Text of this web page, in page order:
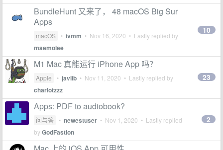
BundleHunt 又来了， 48 macOS Big Sur
Apps
macOS • ivmm • Nov 16, 2020 • Lastly replied by
maemolee
10
M1 Mac 真能运行 iPhone App 吗？
Apple • javlib • Nov 11, 2020 • Lastly replied by
charlotzzz
23
Apps: PDF to audiobook?
问与答 • newestuser • Nov 1, 2020 • Lastly replied
byGodFastion
2